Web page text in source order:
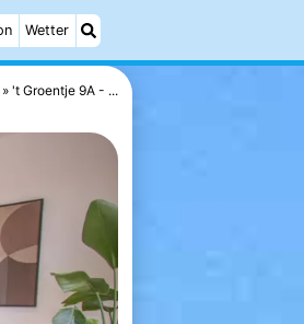
Wetter
't Groentje 9A - ...